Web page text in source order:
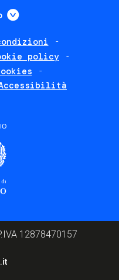
Mostra ulteriori
policy
12878470157